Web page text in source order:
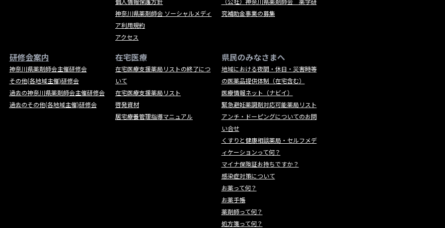
神奈川県薬剤師会 ソーシャルメディ
ア利用規約
アクセス
究補助金事業の募集
研修会案内
神奈川県薬剤師会主催研修会
その他(各地域主催)研修会
過去の神奈川県薬剤師会主催研修会
過去のその他(各地域主催)研修会
在宅医療
在宅医療支援薬局リストの終了につ
いて
在宅医療支援薬局リスト
啓発資材
居宅療養管理指導マニュアル
県民のみなさまへ
地域における夜間・休日・災害時等
の医薬品提供体制（在宅含む）
医療情報ネット（ナビイ）
緊急避妊薬調剤対応可能薬局リスト
アンチ・ドーピングについてのお問
い合せ
くすりと健康相談薬局・セルフメデ
ィケーションって何？
マイナ保険証お持ちですか？
感染症対策について
お薬って何？
お薬手帳
薬剤師って何？
処方箋って何？